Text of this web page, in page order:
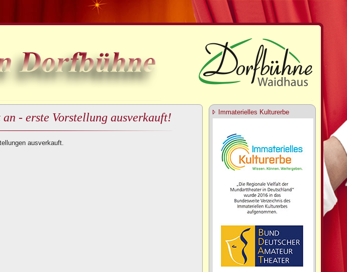
- erste Vorstellung ausverkauft!
ausverkauft.
Immaterielles Kulturerbe